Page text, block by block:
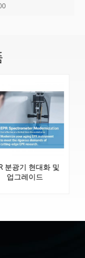
분광기 현대화 및
업그레이드